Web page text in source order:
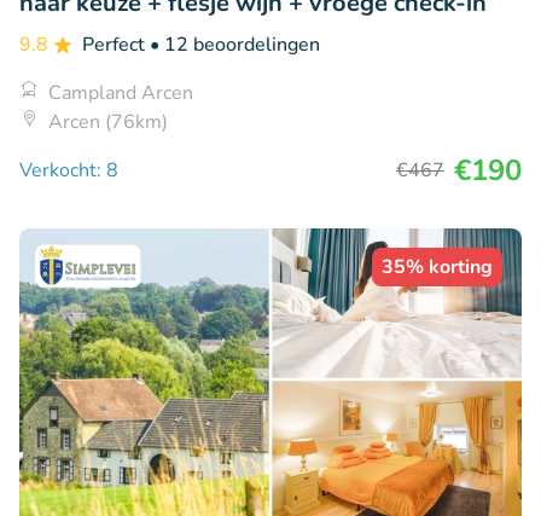
9.8 Perfect • 12 beoordelingen
Campland Arcen
Arcen (76km)
Verkocht: 8
€467 €190
35% korting